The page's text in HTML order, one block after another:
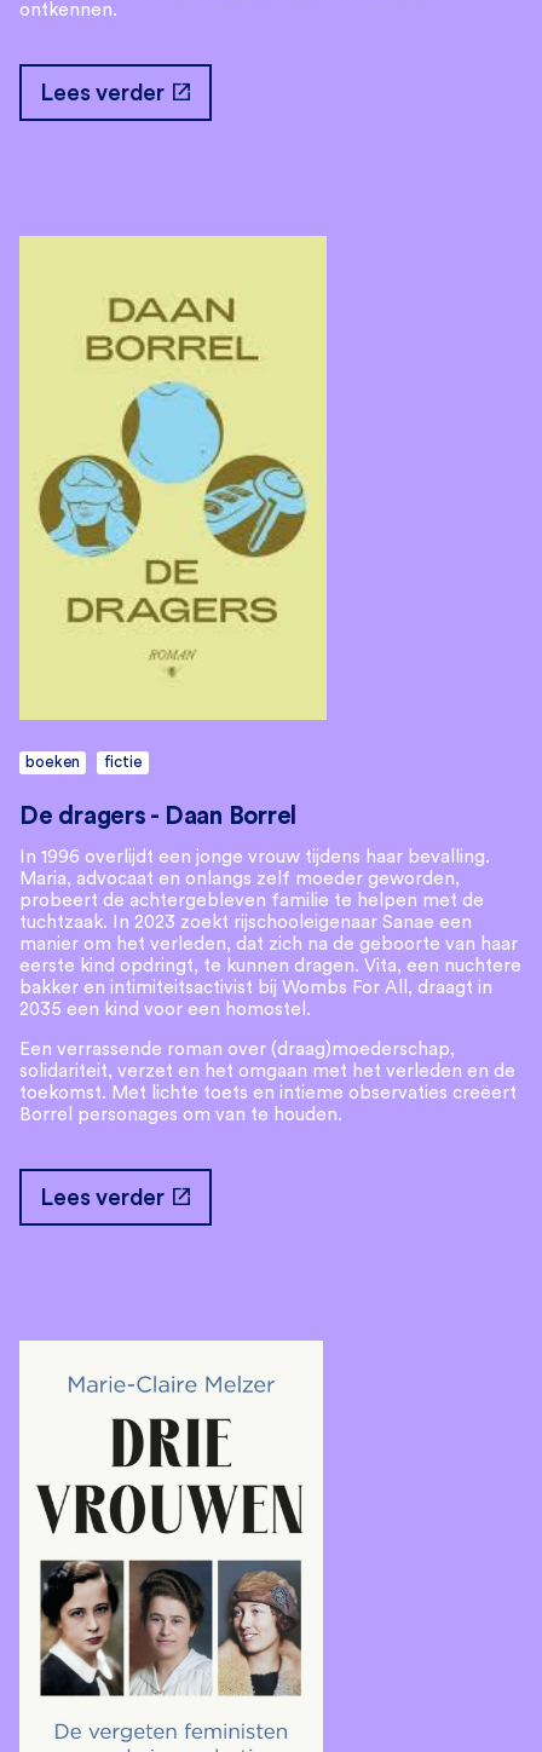
ontkennen.
Lees verder open_in_new
boeken fictie
De dragers - Daan Borrel
In 1996 overlijdt een jonge vrouw tijdens haar bevalling.
Maria, advocaat en onlangs zelf moeder geworden,
probeert de achtergebleven familie te helpen met de
tuchtzaak. In 2023 zoekt rijschooleigenaar Sanae een
manier om het verleden, dat zich na de geboorte van haar
eerste kind opdringt, te kunnen dragen. Vita, een nuchtere
bakker en intimiteitsactivist bij Wombs For All, draagt in
2035 een kind voor een homostel.
Een verrassende roman over (draag)moederschap,
solidariteit, verzet en het omgaan met het verleden en de
toekomst. Met lichte toets en intieme observaties creëert
Borrel personages om van te houden.
Lees verder open_in_new